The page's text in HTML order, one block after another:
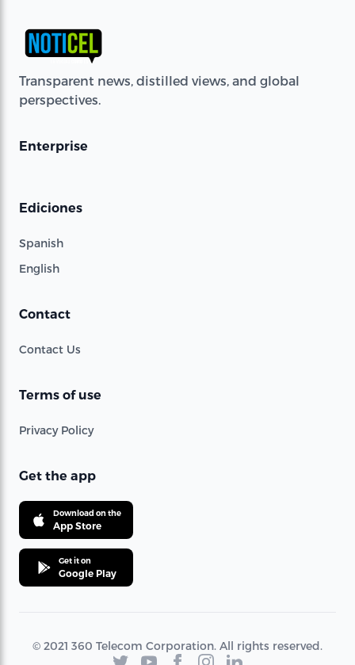
Transparent news, distilled views, and global
perspectives.
Enterprise
Ediciones
Spanish
English
Contact
Contact Us
Terms of use
Privacy Policy
Get the app
Download on the
App Store
Get it on
Google Play
© 2021 360 Telecom Corporation. All rights reserved.